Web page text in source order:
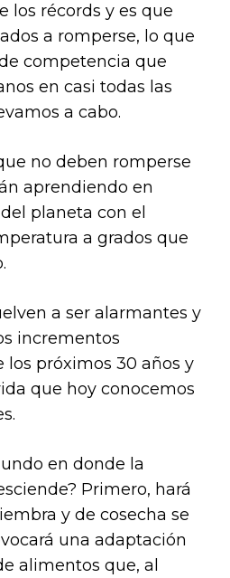
los récords y es que
a romperse, lo que
competencia que
en casi todas las
a cabo.
no deben romperse
aprendiendo en
planeta con el
a grados que
a ser alarmantes y
incrementos
próximos 30 años y
que hoy conocemos
en donde la
Primero, hará
y de cosecha se
una adaptación
alimentos que, al